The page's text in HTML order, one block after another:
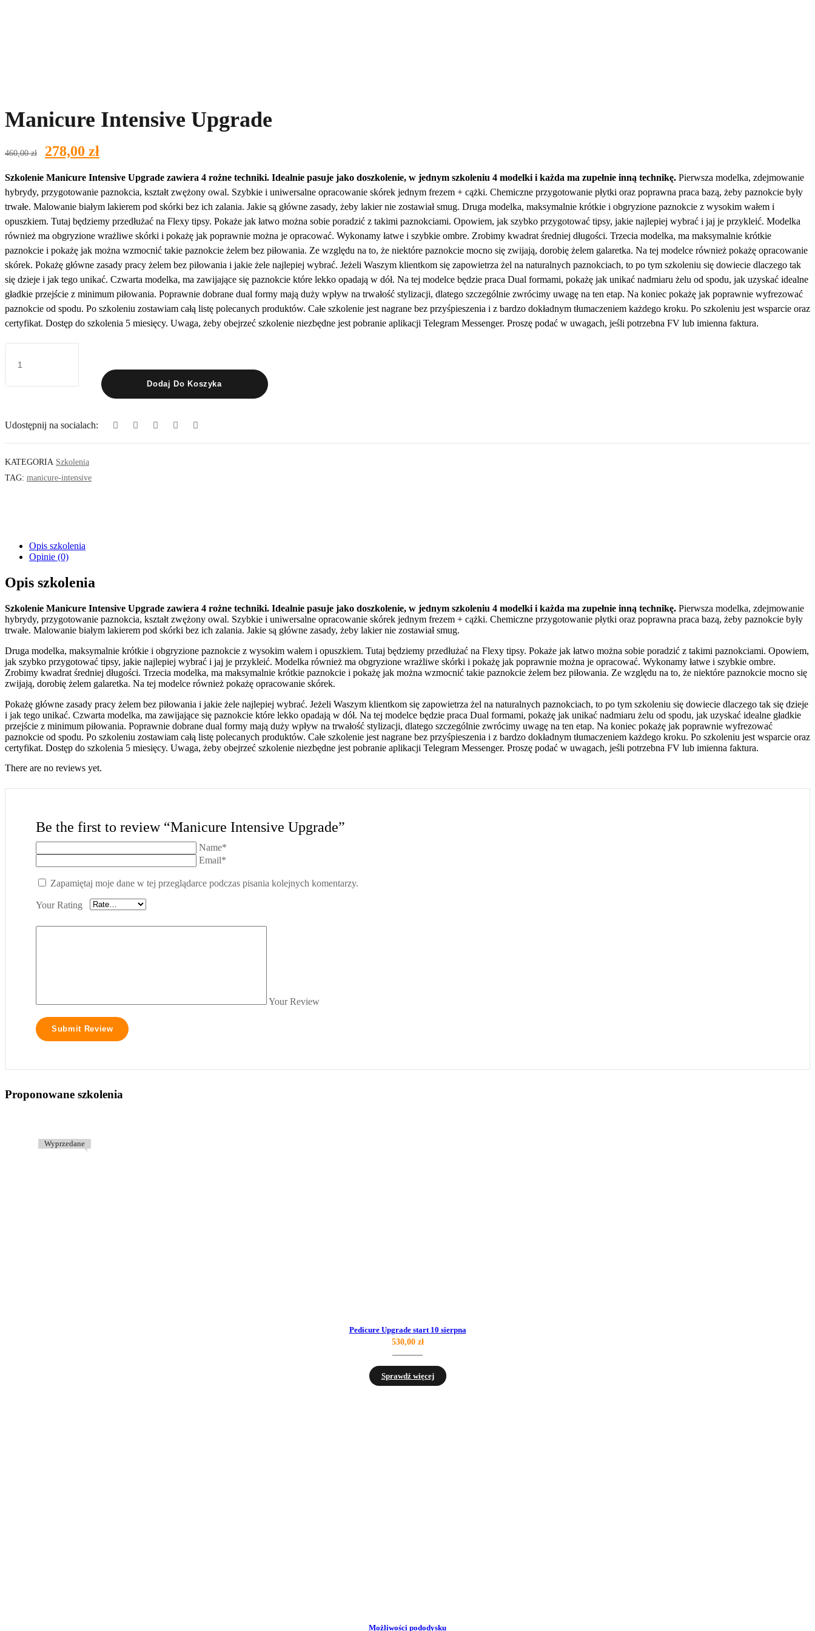
Manicure Intensive Upgrade
460,00zł
Pierwotna
wynosiła:
460,00 zł.
278,00 zł
wynosi:
278,00 zł.
Szkolenie Manicure Intensive Upgrade zawiera 4 rożne techniki. Idealnie pasuje jako doszkolenie, w jednym szkoleniu 4 modelki i każda ma zupełnie inną technikę. Pierwsza modelka, zdejmowanie
hybrydy, przygotowanie paznokcia, kształt zwężony owal. Szybkie i uniwersalne opracowanie skórek jednym frezem + cążki. Chemiczne przygotowanie płytki oraz poprawna praca bazą, żeby paznokcie były
trwałe. Malowanie białym lakierem pod skórki bez ich zalania. Jakie są główne zasady, żeby lakier nie zostawiał smug. Druga modelka, maksymalnie krótkie i obgryzione paznokcie z wysokim wałem i
opuszkiem. Tutaj będziemy przedłużać na Flexy tipsy. Pokaże jak łatwo można sobie poradzić z takimi paznokciami. Opowiem, jak szybko przygotować tipsy, jakie najlepiej wybrać i jaj je przykleić. Modelka
również ma obgryzione wrażliwe skórki i pokażę jak poprawnie można je opracować. Wykonamy łatwe i szybkie ombre. Zrobimy kwadrat średniej długości. Trzecia modelka, ma maksymalnie krótkie
paznokcie i pokażę jak można wzmocnić takie paznokcie żelem bez piłowania. Ze względu na to, że niektóre paznokcie mocno się zwijają, dorobię żelem galaretka. Na tej modelce również pokażę opracowanie
skórek. Pokażę główne zasady pracy żelem bez piłowania i jakie żele najlepiej wybrać. Jeżeli Waszym klientkom się zapowietrza żel na naturalnych paznokciach, to po tym szkoleniu się dowiecie dlaczego tak
się dzieje i jak tego unikać. Czwarta modelka, ma zawijające się paznokcie które lekko opadają w dół. Na tej modelce będzie praca Dual formami, pokażę jak unikać nadmiaru żelu od spodu, jak uzyskać idealne
gładkie przejście z minimum piłowania. Poprawnie dobrane dual formy mają duży wpływ na trwałość stylizacji, dlatego szczególnie zwrócimy uwagę na ten etap. Na koniec pokażę jak poprawnie wyfrezować
paznokcie od spodu. Po szkoleniu zostawiam całą listę polecanych produktów. Całe szkolenie jest nagrane bez przyśpieszenia i z bardzo dokładnym tłumaczeniem każdego kroku. Po szkoleniu jest wsparcie oraz
certyfikat. Dostęp do szkolenia 5 miesięcy. Uwaga, żeby obejrzeć szkolenie niezbędne jest pobranie aplikacji Telegram Messenger. Proszę podać w uwagach, jeśli potrzebna FV lub imienna faktura.
ilość
Intensive
Dodaj Do Koszyka
Udostępnij na socialach:
KATEGORIA Szkolenia
TAG: manicure-intensive
Opis szkolenia
Opinie (0)
Opis szkolenia
Szkolenie Manicure Intensive Upgrade zawiera 4 rożne techniki. Idealnie pasuje jako doszkolenie, w jednym szkoleniu 4 modelki i każda ma zupełnie inną technikę. Pierwsza modelka, zdejmowanie
hybrydy, przygotowanie paznokcia, kształt zwężony owal. Szybkie i uniwersalne opracowanie skórek jednym frezem + cążki. Chemiczne przygotowanie płytki oraz poprawna praca bazą, żeby paznokcie były
trwałe. Malowanie białym lakierem pod skórki bez ich zalania. Jakie są główne zasady, żeby lakier nie zostawiał smug.
Druga modelka, maksymalnie krótkie i obgryzione paznokcie z wysokim wałem i opuszkiem. Tutaj będziemy przedłużać na Flexy tipsy. Pokaże jak łatwo można sobie poradzić z takimi paznokciami. Opowiem,
jak szybko przygotować tipsy, jakie najlepiej wybrać i jaj je przykleić. Modelka również ma obgryzione wrażliwe skórki i pokażę jak poprawnie można je opracować. Wykonamy łatwe i szybkie ombre.
Zrobimy kwadrat średniej długości. Trzecia modelka, ma maksymalnie krótkie paznokcie i pokażę jak można wzmocnić takie paznokcie żelem bez piłowania. Ze względu na to, że niektóre paznokcie mocno się
zwijają, dorobię żelem galaretka. Na tej modelce również pokażę opracowanie skórek.
Pokażę główne zasady pracy żelem bez piłowania i jakie żele najlepiej wybrać. Jeżeli Waszym klientkom się zapowietrza żel na naturalnych paznokciach, to po tym szkoleniu się dowiecie dlaczego tak się dzieje
i jak tego unikać. Czwarta modelka, ma zawijające się paznokcie które lekko opadają w dół. Na tej modelce będzie praca Dual formami, pokażę jak unikać nadmiaru żelu od spodu, jak uzyskać idealne gładkie
przejście z minimum piłowania. Poprawnie dobrane dual formy mają duży wpływ na trwałość stylizacji, dlatego szczególnie zwrócimy uwagę na ten etap. Na koniec pokażę jak poprawnie wyfrezować
paznokcie od spodu. Po szkoleniu zostawiam całą listę polecanych produktów. Całe szkolenie jest nagrane bez przyśpieszenia i z bardzo dokładnym tłumaczeniem każdego kroku. Po szkoleniu jest wsparcie oraz
certyfikat. Dostęp do szkolenia 5 miesięcy. Uwaga, żeby obejrzeć szkolenie niezbędne jest pobranie aplikacji Telegram Messenger. Proszę podać w uwagach, jeśli potrzebna FV lub imienna faktura.
There are no reviews yet.
Be the first to review “Manicure Intensive Upgrade”
Name*
Email*
Zapamiętaj moje dane w tej przeglądarce podczas pisania kolejnych komentarzy.
Your Rating
Your Review
Proponowane szkolenia
Wyprzedane
Pedicure Upgrade start 10 sierpna
530,00 zł
Sprawdź więcej
Możliwości pododysku